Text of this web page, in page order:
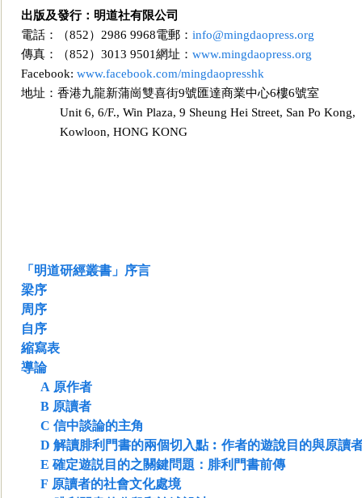
出版及發行：明道社有限公司
電話：（852）2986 9968電郵： info@mingdaopress.org
傳真：（852）3013 9501網址： www.mingdaopress.org
Facebook: www.facebook.com/mingdaopresshk
地址：香港九龍新蒲崗雙喜街9號匯達商業中心6樓6號室
Unit 6, 6/F., Win Plaza, 9 Sheung Hei Street, San Po Kong,
Kowloon, HONG KONG
「明道研經叢書」序言
梁序
周序
自序
縮寫表
導論
A 原作者
B 原讀者
C 信中談論的主角
D 解讀腓利門書的兩個切入點︰作者的遊說目的與原讀
E 確定遊説目的之關鍵問題：腓利門書前傳
F 原讀者的社會文化處境